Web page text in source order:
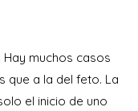
muchos casos
que a la del feto. La
el inicio de uno